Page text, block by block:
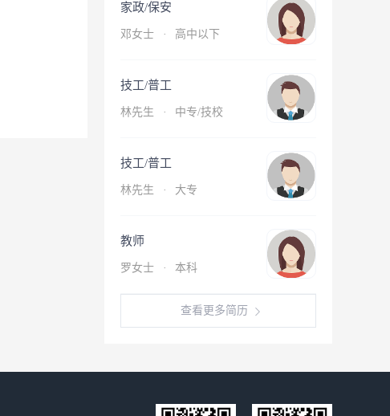
家政/保安
邓女士 · 高中以下
技工/普工
林先生 · 中专/技校
技工/普工
林先生 · 大专
教师
罗女士 · 本科
查看更多简历